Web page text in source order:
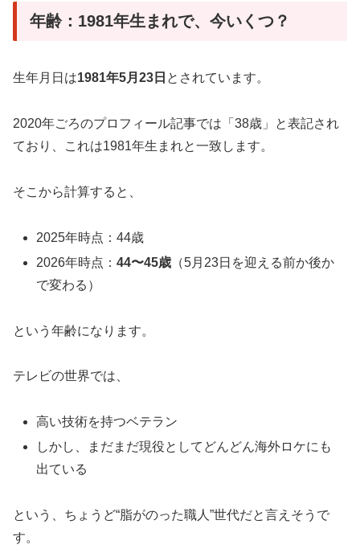
年齢：1981年生まれで、今いくつ？
生年月日は1981年5月23日 とされています。
2020年ごろのプロフィール記事では「38歳」と表記され
ており、これは1981年生まれと一致します。
そこから計算すると、
2025年時点：44歳
2026年時点：44〜45歳 （5月23日を迎える前か後か
で変わる）
という年齢になります。
テレビの世界では、
高い技術を持つベテラン
しかし、まだまだ現役としてどんどん海外ロケにも
出ている
という、ちょうど“脂がのった職人”世代だと言えそうで
す。